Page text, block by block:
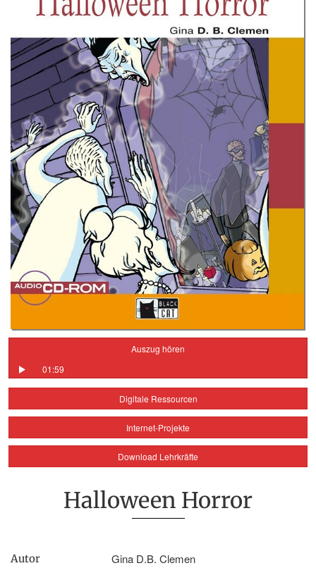
Auszug hören
01:59
Digitale Ressourcen
Internet-Projekte
Download Lehrkräfte
Halloween Horror
Autor Gina D.B. Clemen